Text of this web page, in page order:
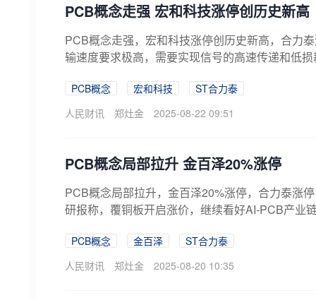
PCB概念走强 宏和科技涨停创历史新高
PCB概念走强，宏和科技涨停创历史新高，合力
输速度要求极高，需要实现信号的高速传递和低
PCB概念 宏和科技
ST合力泰
人民财讯
郑灶金 2025-08-22 09:51
PCB概念局部拉升 金百泽20%涨停
PCB概念局部拉升，金百泽20%涨停，合力泰涨
研报称，覆铜板开启涨价，继续看好AI-PCB产业
PCB概念 金百泽
ST合力泰
人民财讯
郑灶金 2025-08-20 10:35